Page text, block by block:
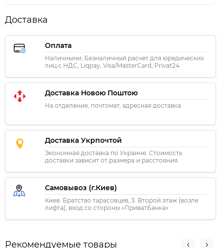
Доставка
Оплата
Наличными, Безналичный расчет для юредических
лиц с НДС, Liqpay, Visa/MasterCard, Privat24
Доставка Новою Поштою
На отделение, почтомат, адресная доставка
Доставка Укрпочтой
Экономная доставка по Украине. Стоимость
доставки зависит от размера и расстояния.
Самовывоз (г.Киев)
Киев. Братство тарасовцев, 3. Второй этаж (возле
лифта), вход со стороны «ПриватБанка»
Рекомендуемые товары